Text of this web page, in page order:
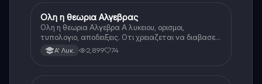
Μαθηματικά
Ολη η θεωρια Αλγεβρας
Ολη η θεωρια Αλγεβρα Α λυκειου, ορισμοι,
τυπολογιο, αποδειξεις. Οτι χρειαζεται να διαβασεις
για το θεωρητικο κομματι της αλγεβρας.
Α' Λυκ. 2,899 74